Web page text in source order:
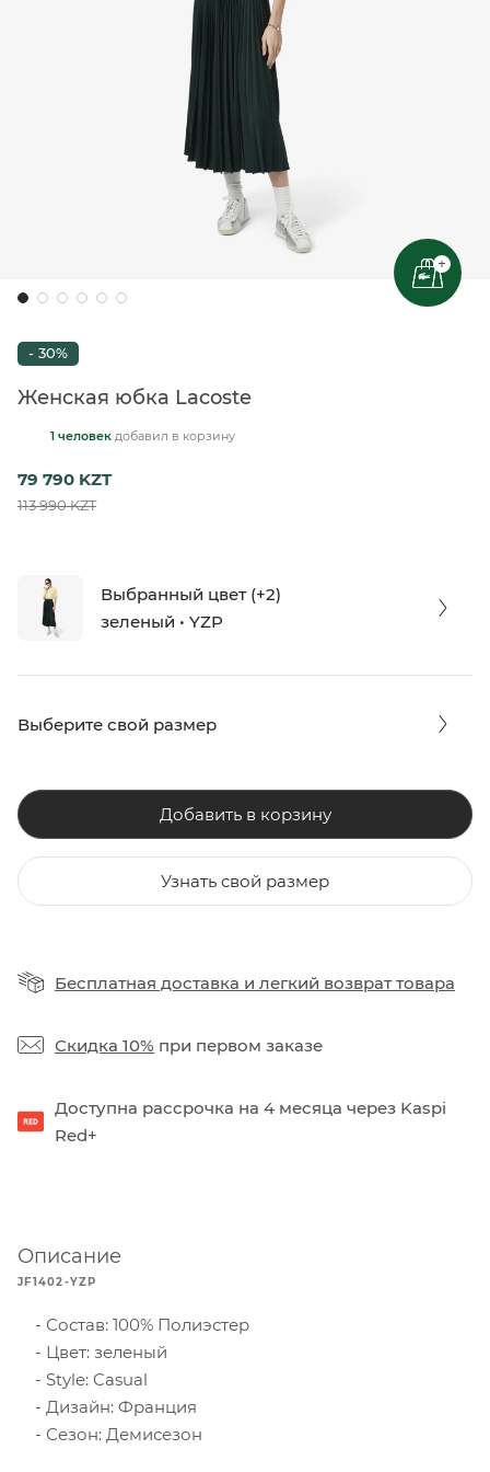
+
- 30%
Женская юбка Lacoste
1 человек добавил в корзину
79 790 KZT
113 990 KZT
Выбранный цвет (+2)
зеленый • YZP
Выберите свой размер
Добавить в корзину
Узнать свой размер
Бесплатная доставка и легкий возврат товара
Скидка 10% при первом заказе
Доступна рассрочка на 4 месяца через Kaspi
Red+
Описание
JF1402-YZP
Состав: 100% Полиэстер
Цвет: зеленый
Style: Casual
Дизайн: Франция
Сезон: Демисезон